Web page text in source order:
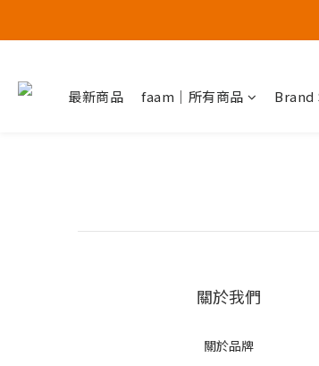
最新商品 faam｜所有商品 Brand
關於我們
關於品牌